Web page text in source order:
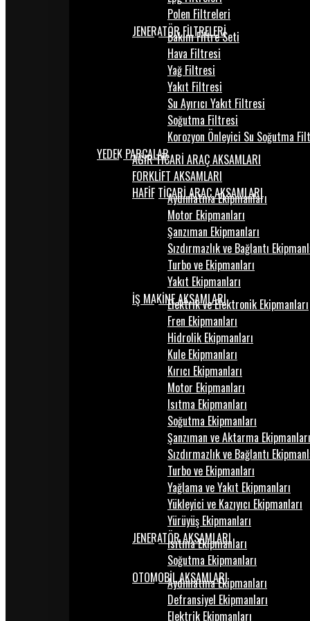
Polen Filtreleri
JENERATÖR FİLTRELERİ
Bakım Filtre Seti
Hava Filtresi
Yağ Filtresi
Yakıt Filtresi
Su Ayırıcı Yakıt Filtresi
Soğutma Filtresi
Korozyon Önleyici Su Soğutma
YEDEK PARÇALARAĞIR TİCARİ ARAÇ AKSAMLARI
FORKLİFT AKSAMLARI
HAFİF TİCARİ ARAÇ AKSAMLARI
Aydınlatma Ekipmanları
Motor Ekipmanları
Şanzıman Ekipmanları
Sızdırmazlık ve Bağlantı
Turbo ve Ekipmanları
Yakıt Ekipmanları
İŞ MAKİNE AKSAMLARI
Elektrik ve Elektronik Ekipmanları
Fren Ekipmanları
Hidrolik Ekipmanları
Kule Ekipmanları
Kırıcı Ekipmanları
Motor Ekipmanları
Isıtma Ekipmanları
Soğutma Ekipmanları
Şanzıman ve Aktarma Ekipmanları
Sızdırmazlık ve Bağlantı
Turbo ve Ekipmanları
Yağlama ve Yakıt Ekipmanları
Yükleyici ve Kazıyıcı Ekipmanları
Yürüyüş Ekipmanları
JENERATÖR AKSAMLARI
Isıtma Ekipmanları
Soğutma Ekipmanları
OTOMOBİL AKSAMLARI
Aydınlatma Ekipmanları
Defransiyel Ekipmanları
Elektrik Ekipmanları